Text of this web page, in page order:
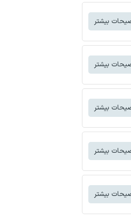
بیشتر
بیشتر
بیشتر
بیشتر
بیشتر